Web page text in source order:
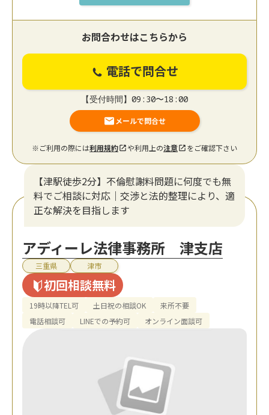
お問合わせはこちらから
電話で問合せ
【受付時間】09:30〜18:00
メールで問合せ
※ご利用の際には利用規約 や利用上の注意 をご確認下さい
【津駅徒歩2分】不倫慰謝料問題に何度でも無
料でご相談に対応｜交渉と法的整理により、適
正な解決を目指します
アディーレ法律事務所 津支店
三重県 津市
初回相談無料
19時以降TEL可 土日祝の相談OK
来所不要
電話相談可
LINEでの予約可 オンライン面談可